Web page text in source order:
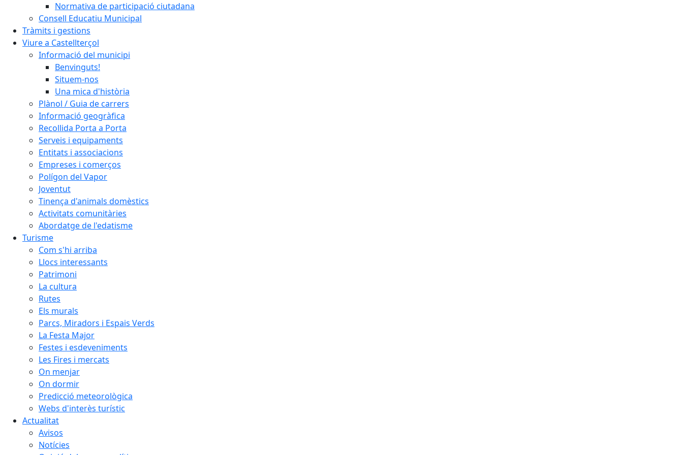
Normativa de participació ciutadana
Consell Educatiu Municipal
Tràmits i gestions
Viure a Castellterçol
Informació del municipi
Benvinguts!
Situem-nos
Una mica d'història
Plànol / Guia de carrers
Informació geogràfica
Recollida Porta a Porta
Serveis i equipaments
Entitats i associacions
Empreses i comerços
Polígon del Vapor
Joventut
Tinença d'animals domèstics
Activitats comunitàries
Abordatge de l'edatisme
Turisme
Com s'hi arriba
Llocs interessants
Patrimoni
La cultura
Rutes
Els murals
Parcs, Miradors i Espais Verds
La Festa Major
Festes i esdeveniments
Les Fires i mercats
On menjar
On dormir
Predicció meteorològica
Webs d'interès turístic
Actualitat
Avisos
Notícies